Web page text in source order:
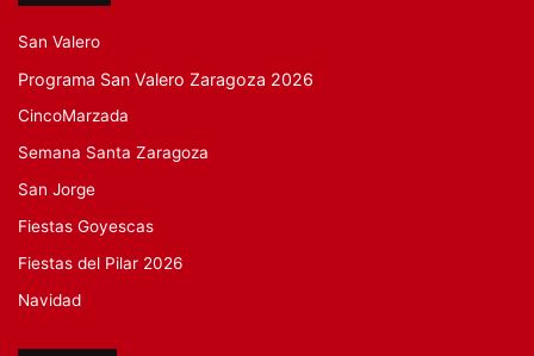
San Valero
Programa San Valero Zaragoza 2026
CincoMarzada
Semana Santa Zaragoza
San Jorge
Fiestas Goyescas
Fiestas del Pilar 2026
Navidad